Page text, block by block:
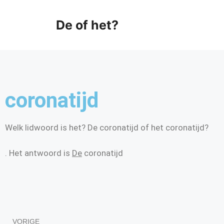
De of het?
coronatijd
Welk lidwoord is het? De coronatijd of het coronatijd?
. Het antwoord is De coronatijd
VORIGE